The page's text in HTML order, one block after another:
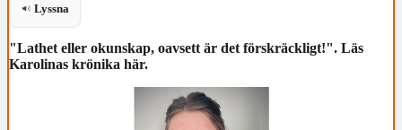
Lyssna
"Lathet eller okunskap, oavsett är det förskräckligt!". Läs
Karolinas krönika här.